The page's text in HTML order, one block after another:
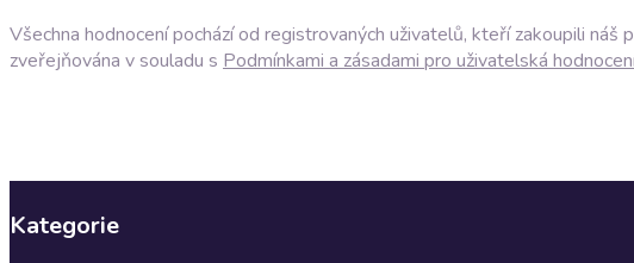
Všechna hodnocení pochází od registrovaných uživatelů, kteří zakoupili
zveřejňována v souladu s Podmínkami a zásadami pro uživatelská
Kategorie